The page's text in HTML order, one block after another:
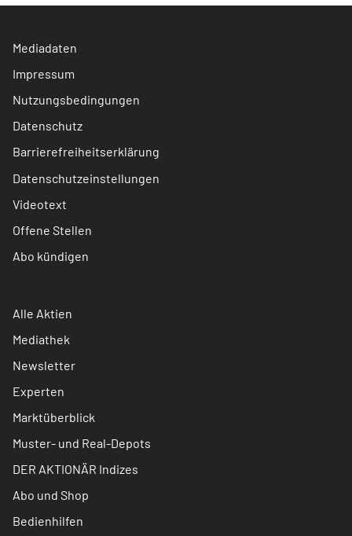
Mediadaten
Impressum
Nutzungsbedingungen
Datenschutz
Barrierefreiheitserklärung
Datenschutzeinstellungen
Videotext
Offene Stellen
Abo kündigen
Alle Aktien
Mediathek
Newsletter
Experten
Marktüberblick
Muster- und Real-Depots
DER AKTIONÄR Indizes
Abo und Shop
Bedienhilfen